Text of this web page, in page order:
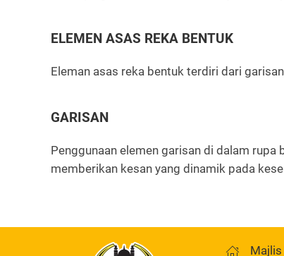
ELEMEN ASAS REKA BENTUK
Eleman asas reka bentuk terdiri dari
GARISAN
Penggunaan elemen garisan di dalam
memberikan kesan yang dinamik pada
Majlis